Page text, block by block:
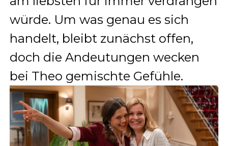
würde. Um was genau es sich
handelt, bleibt zunächst offen,
doch die Andeutungen wecken
bei Theo gemischte Gefühle.